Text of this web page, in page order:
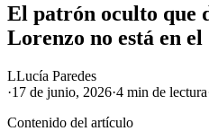
El patrón oculto que
Lorenzo no está en el
LLucía Paredes
·17 de junio, 2026·4 min de lectura
Contenido del artículo